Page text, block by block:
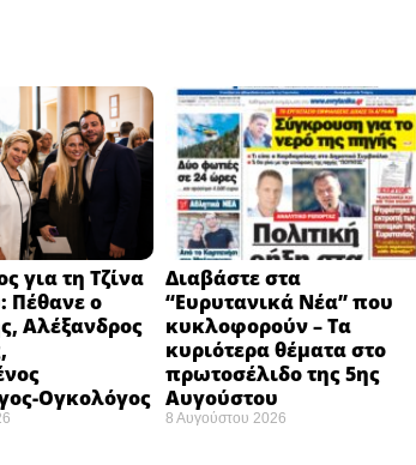
για τη Τζίνα
Πέθανε ο
Αλέξανδρος
Ογκολόγος
Διαβάστε στα
“Ευρυτανικά Νέα” που
κυκλοφορούν – Τα
κυριότερα θέματα στο
πρωτοσέλιδο της 5ης
Αυγούστου
8 Αυγούστου 2026